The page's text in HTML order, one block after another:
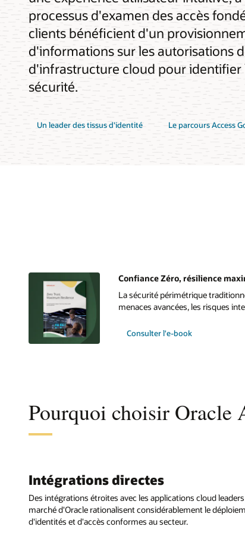
processus d'examen des accès
clients bénéficient d'un
d'informations sur les autorisations
d'infrastructure cloud pour identifier
sécurité.
Un leader des tissus d'identité Le parcours Access
Confiance Zéro, résilience
La sécurité périmétrique
menaces avancées, les risques
Consulter l'e-book
Pourquoi choisir Oracle
Intégrations directes
Des intégrations étroites avec les applications cloud
marché d'Oracle rationalisent considérablement le
d'identités et d'accès conformes au secteur.